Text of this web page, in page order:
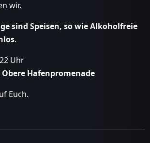
wir.
sind Speisen, so wie Alkoholfreie
.
Uhr
Hafenpromenade
Euch.